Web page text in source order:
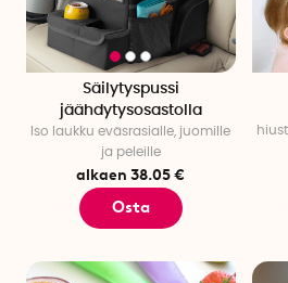
Säilytyspussi
jäähdytysosastolla
Iso laukku eväsrasialle, juomille
ja peleille
alkaen 38.05 €
Osta